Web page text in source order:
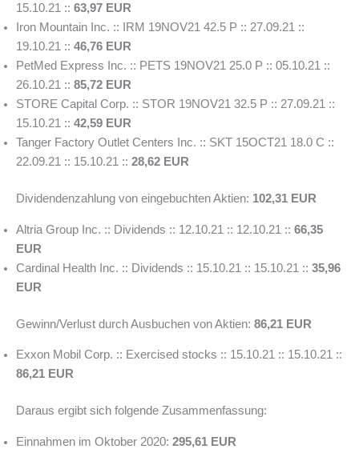
15.10.21 :: 63,97 EUR
Iron Mountain Inc. :: IRM 19NOV21 42.5 P :: 27.09.21 ::
19.10.21 :: 46,76 EUR
PetMed Express Inc. :: PETS 19NOV21 25.0 P :: 05.10.21 ::
26.10.21 :: 85,72 EUR
STORE Capital Corp. :: STOR 19NOV21 32.5 P :: 27.09.21 ::
15.10.21 :: 42,59 EUR
Tanger Factory Outlet Centers Inc. :: SKT 15OCT21 18.0 C ::
22.09.21 :: 15.10.21 :: 28,62 EUR
Dividendenzahlung von eingebuchten Aktien: 102,31 EUR
Altria Group Inc. :: Dividends :: 12.10.21 :: 12.10.21 :: 66,35
EUR
Cardinal Health Inc. :: Dividends :: 15.10.21 :: 15.10.21 :: 35,96
EUR
Gewinn/Verlust durch Ausbuchen von Aktien: 86,21 EUR
Exxon Mobil Corp. :: Exercised stocks :: 15.10.21 :: 15.10.21 ::
86,21 EUR
Daraus ergibt sich folgende Zusammenfassung:
Einnahmen im Oktober 2020: 295,61 EUR